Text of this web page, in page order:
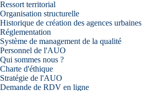
Ressort territorial
Organisation structurelle
Historique de création des agences urbaines
Réglementation
Système de management de la qualité
Personnel de l'AUO
Qui sommes nous ?
Charte d'éthique
Stratégie de l'AUO
Demande de RDV en ligne